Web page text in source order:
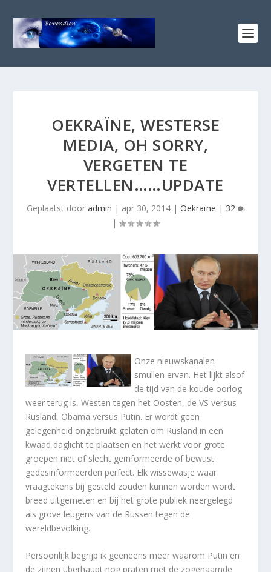
OEKRAÏNE, WESTERSE
MEDIA, OH SORRY,
VERGETEN TE
VERTELLEN……UPDATE
Geplaatst door admin | apr 30, 2014| Oekraïne | 32
|
Onze nieuwskanalen
smullen ervan. Het lijkt alsof
de tijd van de koude oorlog
weer terug is, Westen tegen het Oosten, de VS versus
Rusland, Obama versus Putin. Er wordt geen
gelegenheid ongebruikt gelaten om Rusland in een
kwaad daglicht te plaatsen en het werkt voor grote
groepen niet of slecht geïnformeerde of bewust
gedesinformeerden perfect. Elk wissewasje waar
vraagtekens bij gesteld zouden kunnen worden wordt
breed uitgemeten en bij het grote publiek neergelegd
als grove leugens van de Russen tegen de
wereldbevolking.
Persoonlijk begrijp ik geeneens meer waarom Putin en
de zijnen überhaupt nog praten met de zogenaamde